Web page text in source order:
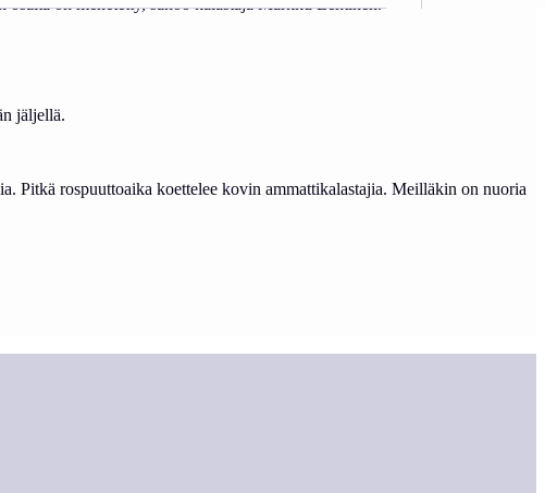
jäljellä.
Pitkä rospuuttoaika koettelee kovin ammattikalastajia. Meilläkin on nuoria